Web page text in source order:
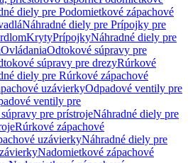
diely pre Podomietkové zápachové
Náhradné diely pre Prípojky pre
KrytyPrípojkyNáhradné diely pre
OvládaniaOdtokové súpravy pre
súpravy pre drezyRúrkové
diely pre Rúrkové zápachové
uzávierkyOdpadové ventily pre
ventily pre
pre prístrojeNáhradné diely pre
Rúrkové zápachové
uzávierkyNáhradné diely pre
Nadomietkové zápachové